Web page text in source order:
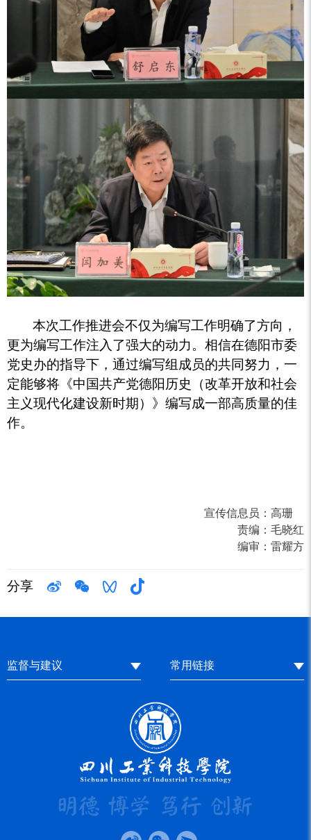
本次工作推进会不仅为编写工作明确了方向，
更为编写工作注入了强大的动力。相信在德阳市委
党史办的指导下，通过编写组成员的共同努力，一
定能够将《中国共产党德阳历史（改革开放和社会
主义现代化建设新时期）》编写成一部高质量的佳
作。
宣传信息员： 高珊
责编： 毛晓红
编审： 雷耀方
分享
监督与建议 常用链接